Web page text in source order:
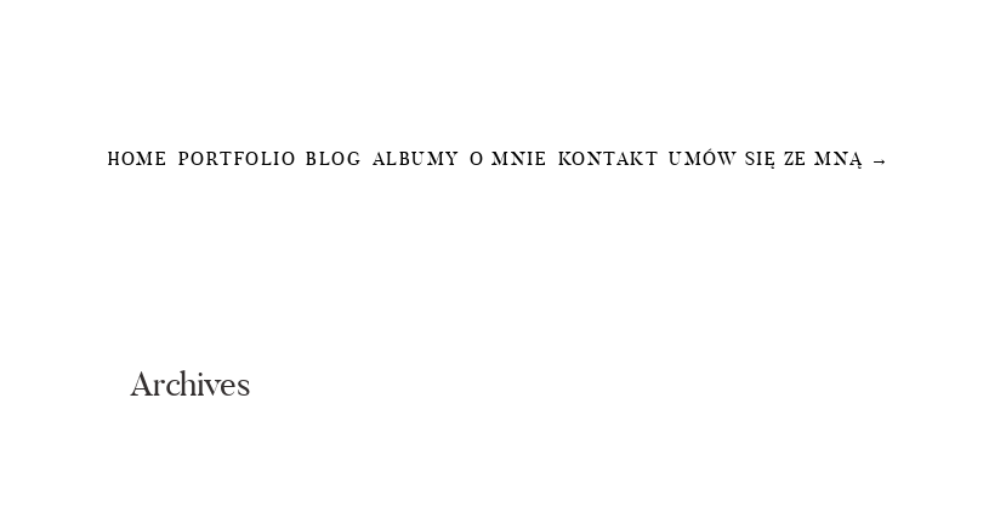
HOME PORTFOLIO BLOG ALBUMY O MNIE KONTAKT UMÓW SIĘ ZE MNĄ →
Archives